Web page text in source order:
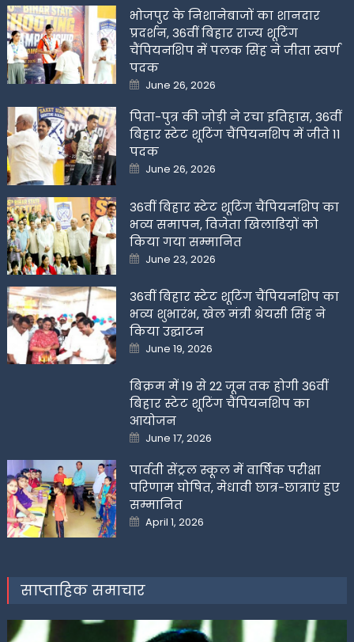
भोजपुर के निशानेबाजों का शानदार
प्रदर्शन, 36वीं बिहार राज्य शूटिंग
चैंपियनशिप में पलक सिंह ने जीता स्वर्ण
पदक
Posted
on
June 26, 2026
पिता-पुत्र की जोड़ी ने रचा इतिहास, 36वीं
बिहार स्टेट शूटिंग चैंपियनशिप में जीते 11
पदक
Posted
on
June 26, 2026
36वीं बिहार स्टेट शूटिंग चैंपियनशिप का
भव्य समापन, विजेता खिलाडिय़ों को
किया गया सम्मानित
Posted
on
June 23, 2026
36वीं बिहार स्टेट शूटिंग चैंपियनशिप का
भव्य शुभारंभ, खेल मंत्री श्रेयसी सिंह ने
किया उद्घाटन
Posted
on
June 19, 2026
बिक्रम में 19 से 22 जून तक होगी 36वीं
बिहार स्टेट शूटिंग चैंपियनशिप का
आयोजन
Posted
on
June 17, 2026
पार्वती सेंट्रल स्कूल में वार्षिक परीक्षा
परिणाम घोषित, मेधावी छात्र-छात्राएं हुए
सम्मानित
Posted
on
April 1, 2026
साप्ताहिक समाचार